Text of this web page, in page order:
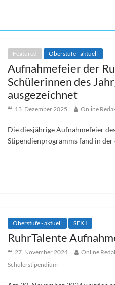
Featured Oberstufe - aktuell
Aufnahmefeier der
Schülerinnen des
ausgezeichnet
13. Dezember 2025 Online
Die diesjährige Aufnahmefeier
Stipendienprogramms fand in
Oberstufe - aktuell SEK I
RuhrTalente
27. November 2024 Online
Schülerstipendium